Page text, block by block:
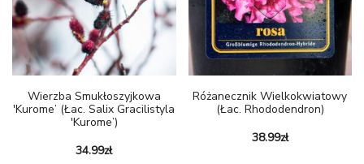
Wierzba Smukłoszyjkowa
'Kurome’ (łac. Salix Gracilistyla
'Kurome’)
34.99zł
Różanecznik Wielkokwiatowy
(łac. Rhododendron)
38.99zł